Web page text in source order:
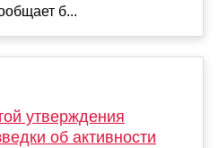
б...
утверждения
об активности